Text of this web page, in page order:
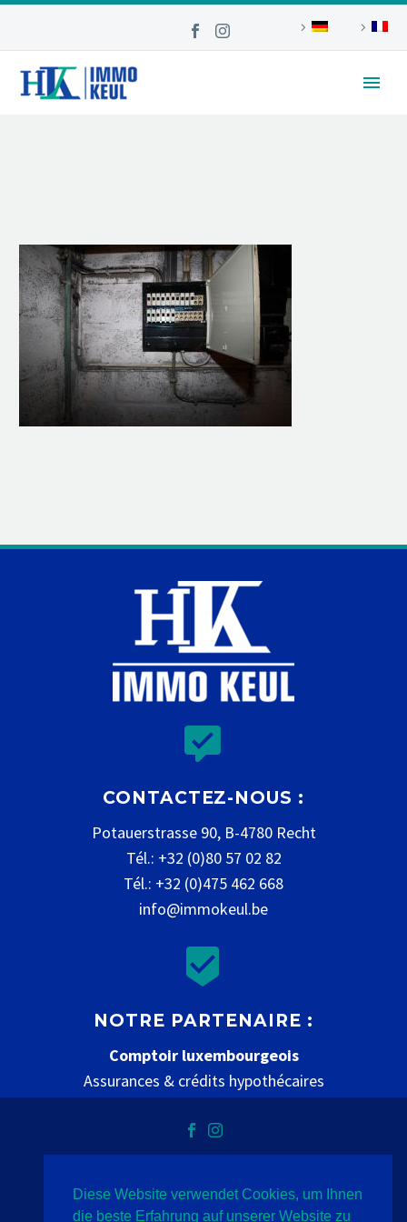


CONTACTEZ-NOUS :
Potauerstrasse 90, B-4780 Recht
Tél.: +32 (0)80 57 02 82
Tél.: +32 (0)475 462 668
info@immokeul.be


NOTRE PARTENAIRE :
Comptoir luxembourgeois
Assurances & crédits hypothécaires
Datenschutz Impressum Kontakt
Diese Website verwendet Cookies, um Ihnen
die beste Erfahrung auf unserer Website zu